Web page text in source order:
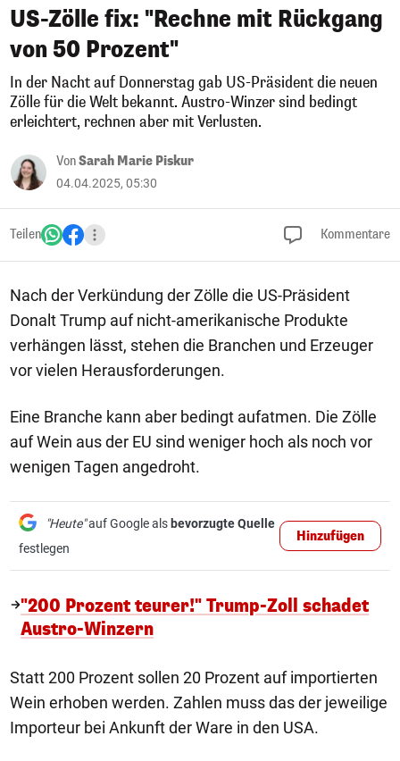
US-Zölle fix: "Rechne mit Rückgang
von 50 Prozent"
In der Nacht auf Donnerstag gab US-Präsident die neuen
Zölle für die Welt bekannt. Austro-Winzer sind bedingt
erleichtert, rechnen aber mit Verlusten.
VonSarah Marie Piskur
04.04.2025, 05:30
Teilen Kommentare
Nach der Verkündung der Zölle die US-Präsident
Donalt Trump auf nicht-amerikanische Produkte
verhängen lässt, stehen die Branchen und Erzeuger
vor vielen Herausforderungen.
Eine Branche kann aber bedingt aufatmen. Die Zölle
auf Wein aus der EU sind weniger hoch als noch vor
wenigen Tagen angedroht.
"Heute"auf Google als bevorzugte Quelle
festlegen
Hinzufügen
"200 Prozent teurer!" Trump-Zoll schadet
Austro-Winzern
Statt 200 Prozent sollen 20 Prozent auf importierten
Wein erhoben werden. Zahlen muss das der jeweilige
Importeur bei Ankunft der Ware in den USA.